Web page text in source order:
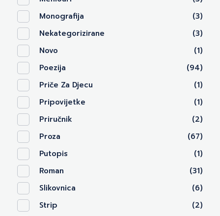
Monografija
(3)
Nekategorizirane
(3)
Novo
(1)
Poezija
(94)
Priče Za Djecu
(1)
Pripovijetke
(1)
Priručnik
(2)
Proza
(67)
Putopis
(1)
Roman
(31)
Slikovnica
(6)
Strip
(2)